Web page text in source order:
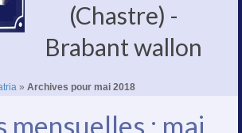
(Chastre) -
Brabant wallon
» Archives pour mai 2018
mensuelles : mai